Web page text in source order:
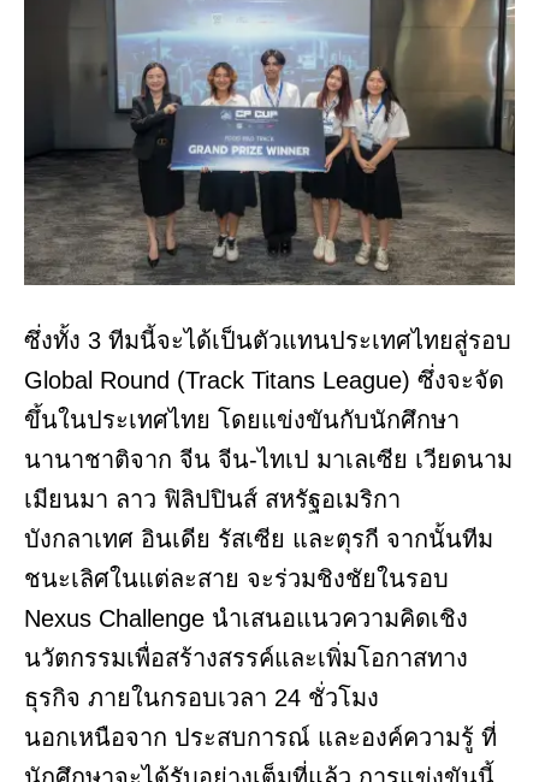
ซึ่งทั้ง 3 ทีมนี้จะได้เป็นตัวแทนประเทศไทยสู่รอบ
Global Round (Track Titans League) ซึ่งจะจัด
ขึ้นในประเทศไทย โดยแข่งขันกับนักศึกษา
นานาชาติจาก จีน จีน-ไทเป มาเลเซีย เวียดนาม
เมียนมา ลาว ฟิลิปปินส์ สหรัฐอเมริกา
บังกลาเทศ อินเดีย รัสเซีย และตุรกี จากนั้นทีม
ชนะเลิศในแต่ละสาย จะร่วมชิงชัยในรอบ
Nexus Challenge นำเสนอแนวความคิดเชิง
นวัตกรรมเพื่อสร้างสรรค์และเพิ่มโอกาสทาง
ธุรกิจ ภายในกรอบเวลา 24 ชั่วโมง
นอกเหนือจาก ประสบการณ์ และองค์ความรู้ ที่